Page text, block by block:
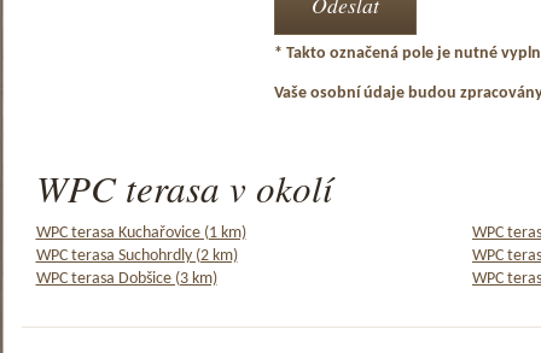
* Takto označená pole je nutné
Vaše osobní údaje budou
WPC terasa v okolí
WPC terasa Kuchařovice (1 km)
WPC
WPC terasa Suchohrdly (2 km)
WPC
WPC terasa Dobšice (3 km)
WPC